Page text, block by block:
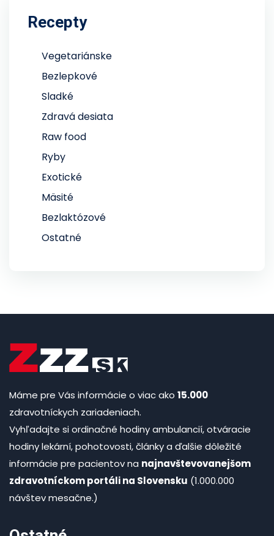
Recepty
Vegetariánske
Bezlepkové
Sladké
Zdravá desiata
Raw food
Ryby
Exotické
Mäsité
Bezlaktózové
Ostatné
Máme pre Vás informácie o viac ako 15.000
zdravotníckych zariadeniach.
Vyhľadajte si ordinačné hodiny ambulancií, otváracie
hodiny lekární, pohotovosti, články a ďalšie dôležité
informácie pre pacientov na najnavštevovanejšom
zdravotníckom portáli na Slovensku (1.000.000
návštev mesačne.)